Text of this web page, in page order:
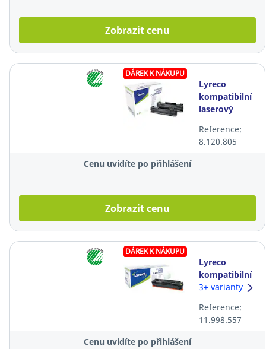
Zobrazit cenu
DÁREK K NÁKUPU
Lyreco
kompatibilní
laserový
(CE285AD),
černý, 2 kusy
Reference:
8.120.805
Cenu uvidíte po přihlášení
Zobrazit cenu
DÁREK K NÁKUPU
Lyreco
kompatibilní
laserový
203A
(CF542A),
3+ varianty
Reference:
11.998.557
Cenu uvidíte po přihlášení